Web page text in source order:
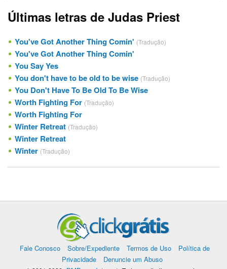
Últimas letras de Judas Priest
You've Got Another Thing Comin' (Tradução)
You've Got Another Thing Comin'
You Say Yes
You don't have to be old to be wise (Tradução)
You Don't Have To Be Old To Be Wise
Worth Fighting For (Tradução)
Worth Fighting For
Winter Retreat (Tradução)
Winter Retreat
Winter (Tradução)
Fale Conosco Sobre/Expediente Termos de Uso
Política de
Privacidade
Denuncie um Abuso